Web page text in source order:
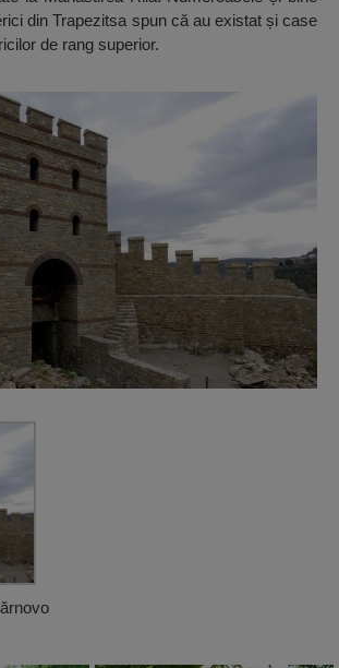
din Trapezitsa spun că au existat și case
de rang superior.